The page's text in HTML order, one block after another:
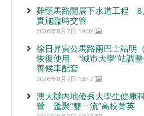
雞頸馬路開展下水道工程 8
實施臨時交管
2026年8月7日 19:02
徐日昇寅公馬路兩巴士站明
恢復使用 “城市大學”站調
善候車配套
2026年8月7日 18:47
澳大辦內地優秀大學生健康
營 匯聚“雙一流”高校菁英